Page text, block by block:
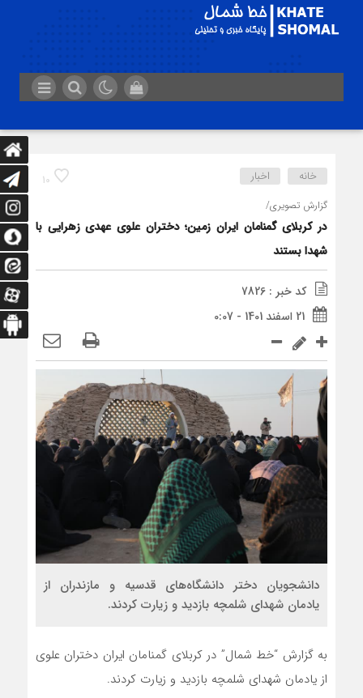
10 خانه اخبار
گزارش تصویری/
در کربلای گمنامان ایران زمین؛ دختران علوي عهدی زهرایی با
شهدا بستند
کد خبر : 7826
21 اسفند 1401 - 0:07
دانشجویان دختر دانشگاه‌های قدسیه و مازندران از
یادمان شهدای شلمچه بازدید و زیارت کردند.
به گزارش “خط شمال” در کربلای گمنامان ایران دختران علوی
از یادمان شهدای شلمچه بازدید و زیارت کردند.